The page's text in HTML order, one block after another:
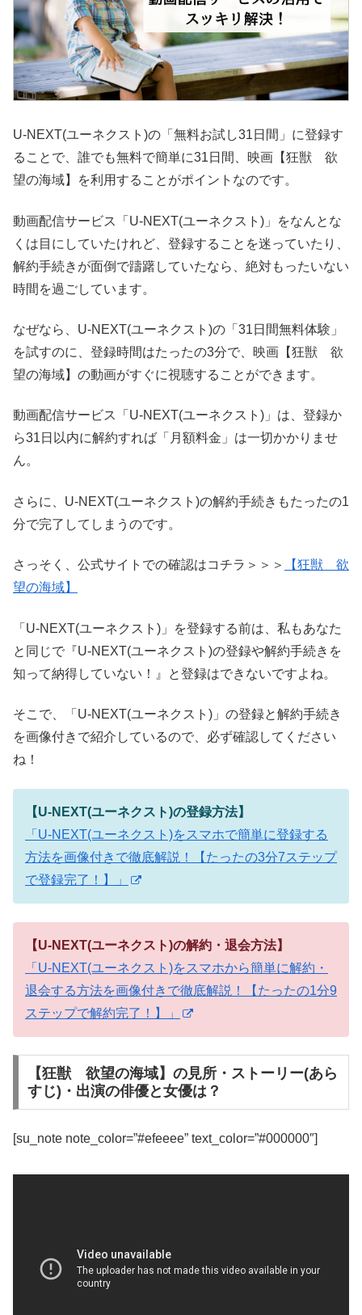
U-NEXT(ユーネクスト)の「無料お試し31日間」に登録す
ることで、誰でも無料で簡単に31日間、映画【狂獣 欲
望の海域】を利用することがポイントなのです。
動画配信サービス「U-NEXT(ユーネクスト)」をなんとな
くは目にしていたけれど、登録することを迷っていたり、
解約手続きが面倒で躊躇していたなら、絶対もったいない
時間を過ごしています。
なぜなら、U-NEXT(ユーネクスト)の「31日間無料体験」
を試すのに、登録時間はたったの3分で、映画【狂獣 欲
望の海域】の動画がすぐに視聴することができます。
動画配信サービス「U-NEXT(ユーネクスト)」は、登録か
ら31日以内に解約すれば「月額料金」は一切かかりませ
ん。
さらに、U-NEXT(ユーネクスト)の解約手続きもたったの1
分で完了してしまうのです。
さっそく、公式サイトでの確認はコチラ＞＞＞
【狂獣 欲
望の海域】
「U-NEXT(ユーネクスト)」を登録する前は、私もあなた
と同じで『U-NEXT(ユーネクスト)の登録や解約手続きを
知って納得していない！』と登録はできないですよね。
そこで、「U-NEXT(ユーネクスト)」の登録と解約手続き
を画像付きで紹介しているので、必ず確認してください
ね！
【U-NEXT(ユーネクスト)の登録方法】
「U-NEXT(ユーネクスト)をスマホで簡単に登録する
方法を画像付きで徹底解説！【たったの3分7ステップ
で登録完了！】」
【U-NEXT(ユーネクスト)の解約・退会方法】
「U-NEXT(ユーネクスト)をスマホから簡単に解約・
退会する方法を画像付きで徹底解説！【たったの1分9
ステップで解約完了！】」
【狂獣 欲望の海域】の見所・ストーリー(あら
すじ)・出演の俳優と女優は？
[su_note note_color=”#efeeee” text_color=”#000000″]